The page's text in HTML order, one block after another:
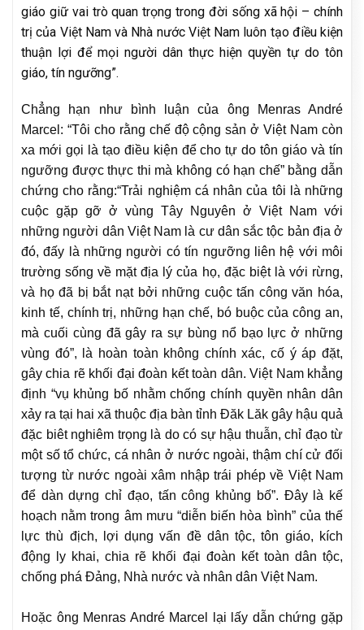
giáo giữ vai trò quan trọng trong đời sống xã hội – chính
trị của Việt Nam và Nhà nước Việt Nam luôn tạo điều kiện
thuận lợi để mọi người dân thực hiện quyền tự do tôn
giáo, tín ngưỡng”.
Chẳng hạn như bình luận của ông Menras André
Marcel: “Tôi cho rằng chế độ cộng sản ở Việt Nam còn
xa mới gọi là tạo điều kiện để cho tự do tôn giáo và tín
ngưỡng được thực thi mà không có hạn chế” bằng dẫn
chứng cho rằng:“Trải nghiệm cá nhân của tôi là những
cuộc gặp gỡ ở vùng Tây Nguyên ở Việt Nam với
những người dân Việt Nam là cư dân sắc tộc bản địa ở
đó, đấy là những người có tín ngưỡng liên hệ với môi
trường sống về mặt địa lý của họ, đặc biệt là với rừng,
và họ đã bị bắt nạt bởi những cuộc tấn công văn hóa,
kinh tế, chính trị, những hạn chế, bó buộc của công an,
mà cuối cùng đã gây ra sự bùng nổ bạo lực ở những
vùng đó”, là hoàn toàn không chính xác, cố ý áp đặt,
gây chia rẽ khối đại đoàn kết toàn dân. Việt Nam khẳng
định “vụ khủng bố nhằm chống chính quyền nhân dân
xảy ra tại hai xã thuộc địa bàn tỉnh Đăk Lăk gây hậu quả
đặc biêt nghiêm trọng là do có sự hậu thuẫn, chỉ đạo từ
một số tổ chức, cá nhân ở nước ngoài, thậm chí cử đối
tượng từ nước ngoài xâm nhập trái phép về Việt Nam
để dàn dựng chỉ đạo, tấn công khủng bố”. Đây là kế
hoạch nằm trong âm mưu “diễn biến hòa bình” của thế
lực thù địch, lợi dụng vấn đề dân tộc, tôn giáo, kích
động ly khai, chia rẽ khối đại đoàn kết toàn dân tộc,
chống phá Đảng, Nhà nước và nhân dân Việt Nam.
Hoặc ông Menras André Marcel lại lấy dẫn chứng gặp